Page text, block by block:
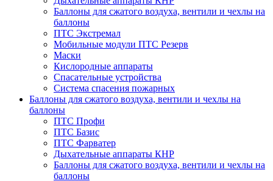
Баллоны для сжатого воздуха, вентили и чехлы на
баллоны
ПТС Экстремал
Мобильные модули ПТС Резерв
Маски
Кислородные аппараты
Спасательные устройства
Система спасения пожарных
Баллоны для сжатого воздуха, вентили и чехлы на
баллоны
ПТС Профи
ПТС Базис
ПТС Фарватер
Дыхательные аппараты КНР
Баллоны для сжатого воздуха, вентили и чехлы на
баллоны